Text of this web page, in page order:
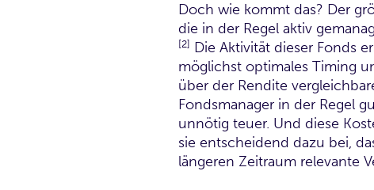
Doch wie kommt das? Der
die in der Regel aktiv
[2] Die Aktivität dieser Fonds
möglichst optimales Timing
über der Rendite
Fondsmanager in der Regel
unnötig teuer. Und diese
sie entscheidend dazu bei,
längeren Zeitraum relevante